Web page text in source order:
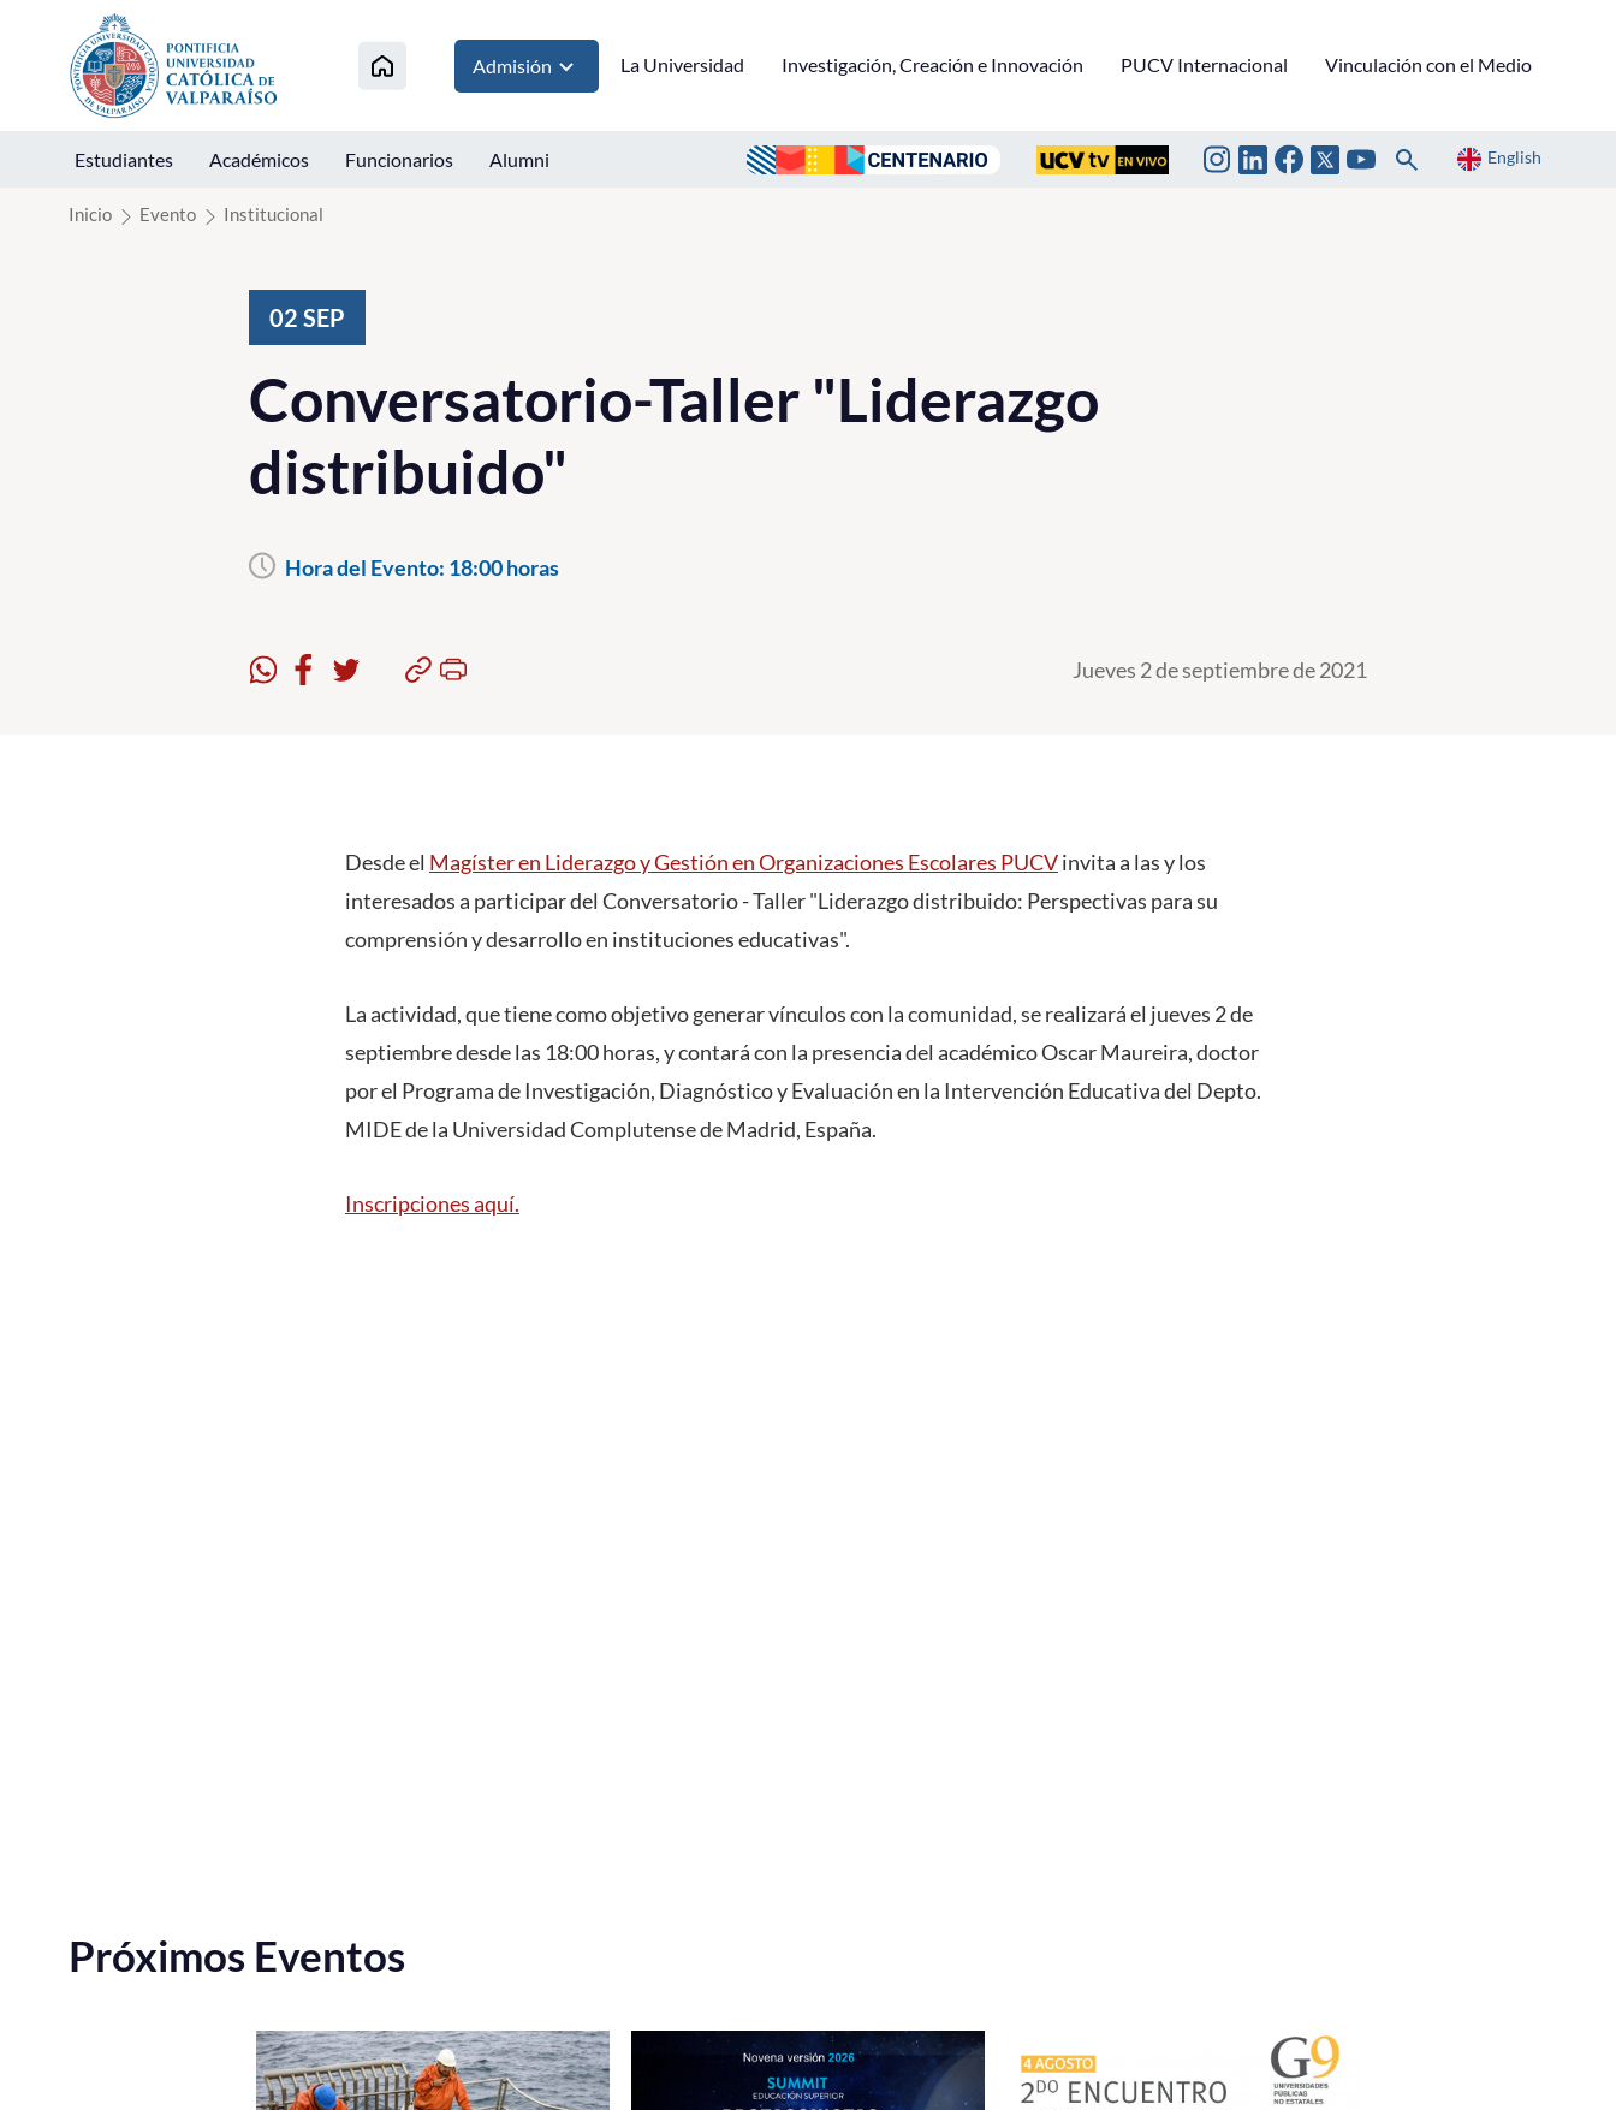
Click acá para ir directamente al contenido
Admisión La Universidad Investigación, Creación e Innovación PUCV Internacional Vinculación con el Medio
Estudiantes Académicos Funcionarios Alumni English
Inicio Evento Institucional
02 SEP
Conversatorio-Taller "Liderazgo
distribuido"
Hora del Evento: 18:00 horas
Jueves 2 de septiembre de 2021
Desde el Magíster en Liderazgo y Gestión en Organizaciones Escolares PUCVinvita a las y los
interesados a participar del Conversatorio - Taller "Liderazgo distribuido: Perspectivas para su
comprensión y desarrollo en instituciones educativas".
La actividad, que tiene como objetivo generar vínculos con la comunidad, se realizará el jueves 2 de
septiembre desde las 18:00 horas, y contará con la presencia del académico Oscar Maureira, doctor
por el Programa de Investigación, Diagnóstico y Evaluación en la Intervención Educativa del Depto.
MIDE de la Universidad Complutense de Madrid, España.
Inscripciones aquí.
Próximos Eventos